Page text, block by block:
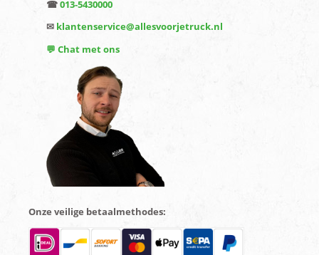
☎013-5430000
✉ klantenservice@allesvoorjetruck.nl
💬 Chat met ons
Onze veilige betaalmethodes: